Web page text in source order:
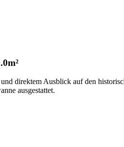
direktem Ausblick auf den
ausgestattet.